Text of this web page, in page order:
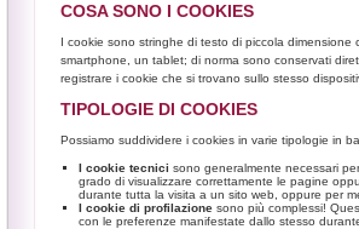
COSA SONO I COOKIES
I cookie sono stringhe di testo di piccola
smartphone, un tablet; di norma sono conservati
registrare i cookie che si trovano sullo stesso
TIPOLOGIE DI COOKIES
Possiamo suddividere i cookies in varie tipologie in
I cookie tecnici sono generalmente necessari
grado di visualizzare correttamente le pagine
durante tutta la visita a un sito web, oppure per
I cookie di profilazione sono più complessi!
con le preferenze manifestate dallo stesso